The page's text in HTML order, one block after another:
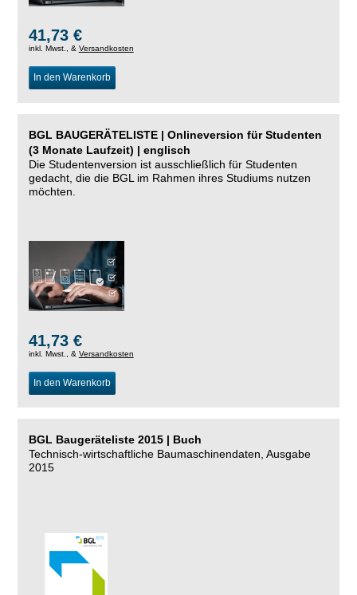
41,73 €
inkl. Mwst., & Versandkosten
In den Warenkorb
BGL BAUGERÄTELISTE | Onlineversion für Studenten
(3 Monate Laufzeit) | englisch
Die Studentenversion ist ausschließlich für Studenten
gedacht, die die BGL im Rahmen ihres Studiums nutzen
möchten.
41,73 €
inkl. Mwst., & Versandkosten
In den Warenkorb
BGL Baugeräteliste 2015 | Buch
Technisch-wirtschaftliche Baumaschinendaten, Ausgabe
2015